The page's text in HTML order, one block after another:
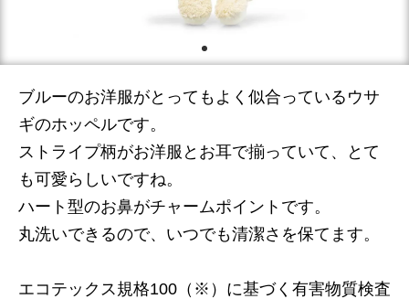
ブルーのお洋服がとってもよく似合っているウサ
ギのホッペルです。
ストライプ柄がお洋服とお耳で揃っていて、とて
も可愛らしいですね。
ハート型のお鼻がチャームポイントです。
丸洗いできるので、いつでも清潔さを保てます。
エコテックス規格100（※）に基づく有害物質検査